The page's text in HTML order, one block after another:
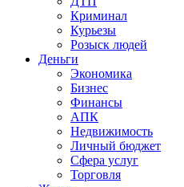
Криминал
Курьезы
Розыск людей
Деньги
Экономика
Бизнес
Финансы
АПК
Недвижимость
Личный бюджет
Сфера услуг
Торговля